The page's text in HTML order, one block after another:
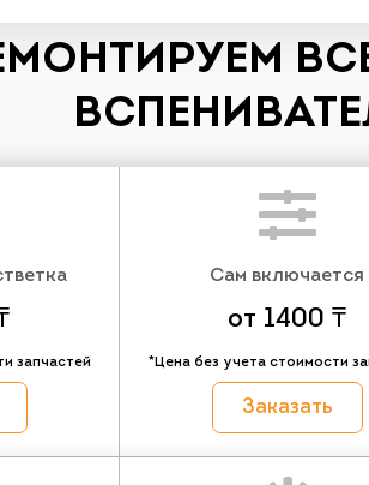
запчастей
Сам включается
от 1400 ₸
*Цена без учета стоимости
Заказать